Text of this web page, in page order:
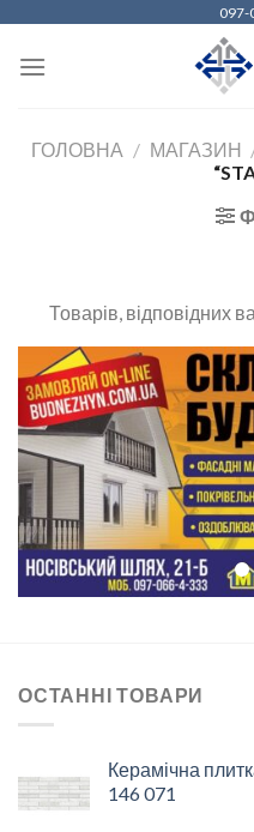
content
097-
ГОЛОВНА / МАГАЗИН
Товарів, відповідних
ОСТАННІ ТОВАРИ
Керамічна
146 071